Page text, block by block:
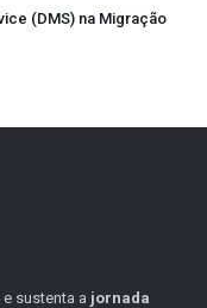
(DMS) na Migração
sustenta a jornada